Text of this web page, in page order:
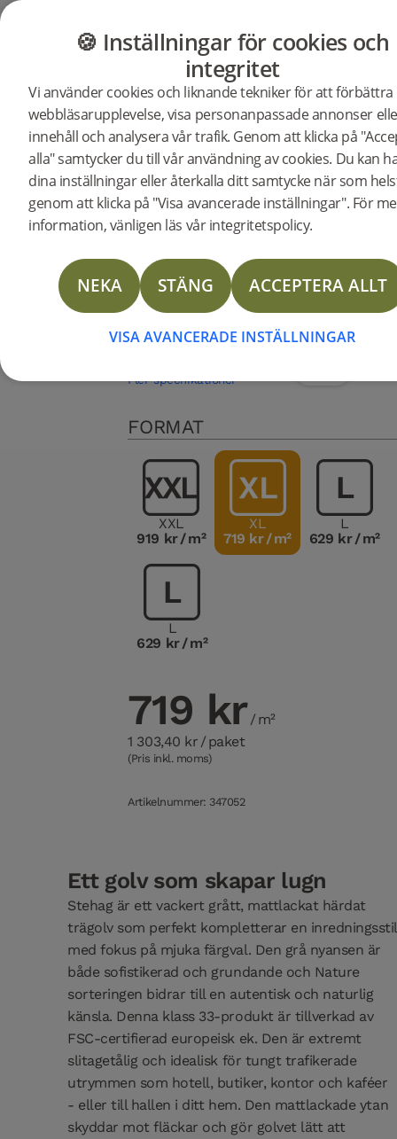
GOLV MÖBLER BUTIK
🍪 Inställningar för cookies och
integritet
Vi använder cookies och liknande tekniker för att förbättra
webbläsarupplevelse, visa personanpassade annonser
innehåll och analysera vår trafik. Genom att klicka på
alla" samtycker du till vår användning av cookies. Du kan
dina inställningar eller återkalla ditt samtycke när som
genom att klicka på "Visa avancerade inställningar". För
information, vänligen läs vår integritetspolicy.
NEKA STÄNG ACCEPTERA ALLT
VISA AVANCERADE INSTÄLLNINGAR
Butik Golv Woodura Planks
Woodura Planks STEHAG 3.0 XL
Träslag
Sortering
Ytbehandling
Golvtyp:
Härdat trägolv
Ytbehandling:Pro mattlack
Infärgning:
Earth Grey
Bredd:206 mm
Längd:2200 mm
Tjocklek:11.2 mm
Fler specifikationer
FORMAT
XXL
919 kr/ m²
XL
719 kr/ m²
L
629 kr/ m²
L
629 kr/ m²
719 kr/ m²
1 303,40 kr / paket
(Pris inkl. moms)
Artikelnummer: 347052
Ett golv som skapar lugn
Stehag är ett vackert grått, mattlackat härdat
trägolv som perfekt kompletterar en inredningsstil
med fokus på mjuka färgval. Den grå nyansen är
både sofistikerad och grundande och Nature
sorteringen bidrar till en autentisk och naturlig
känsla. Denna klass 33-produkt är tillverkad av
FSC-certifierad europeisk ek. Den är extremt
slitagetålig och idealisk för tungt trafikerade
utrymmen som hotell, butiker, kontor och kaféer
- eller till hallen i ditt hem. Den mattlackade ytan
skyddar mot fläckar och gör golvet lätt att
DOKUMENT
STORIES
FRÅGOR &